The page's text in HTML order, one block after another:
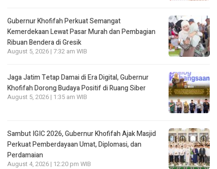
Gubernur Khofifah Perkuat Semangat
Kemerdekaan Lewat Pasar Murah dan Pembagian
Ribuan Bendera di Gresik
August 5, 2026 | 7:32 am WIB
Jaga Jatim Tetap Damai di Era Digital, Gubernur
Khofifah Dorong Budaya Positif di Ruang Siber
August 5, 2026 | 1:35 am WIB
Sambut IGIC 2026, Gubernur Khofifah Ajak Masjid
Perkuat Pemberdayaan Umat, Diplomasi, dan
Perdamaian
August 4, 2026 | 12:20 pm WIB